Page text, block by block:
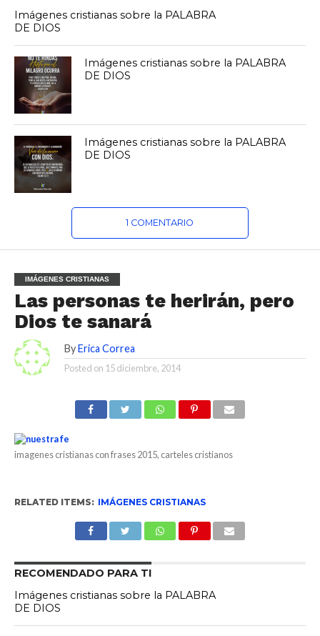
Imágenes cristianas sobre la PALABRA
DE DIOS
Imágenes cristianas sobre la PALABRA
DE DIOS
Imágenes cristianas sobre la PALABRA
DE DIOS
1 COMENTARIO
IMÁGENES CRISTIANAS
Las personas te herirán, pero
Dios te sanará
By Erica Correa
Posted on 15 diciembre, 2014
imagenes cristianas con frases 2015, carteles cristianos
RELATED ITEMS: IMÁGENES CRISTIANAS
RECOMENDADO PARA TI
Imágenes cristianas sobre la PALABRA
DE DIOS